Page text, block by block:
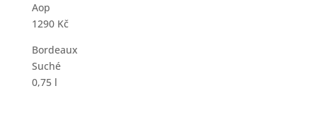
Aop
1290 Kč
Bordeaux
Suché
0,75 l